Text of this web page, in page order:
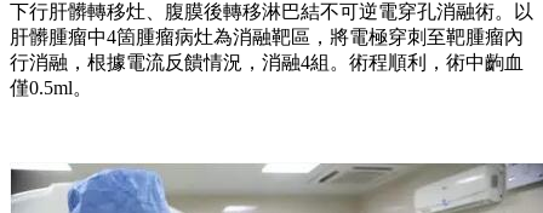
下行肝髒轉移灶、腹膜後轉移淋巴結不可逆電穿孔消融術。以
肝髒腫瘤中4箇腫瘤病灶為消融靶區，將電極穿刺至靶腫瘤內
行消融，根據電流反饋情況，消融4組。術程順利，術中齣血
僅0.5ml。